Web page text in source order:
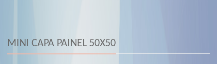
MINI CAPA PAINEL 50X50